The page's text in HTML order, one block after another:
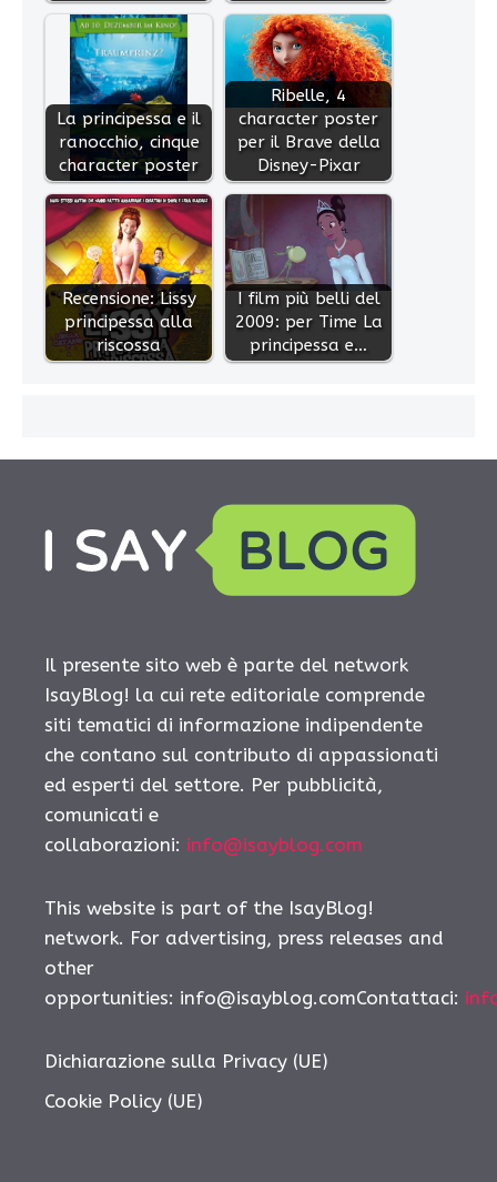
La principessa e il
ranocchio, cinque
character poster
Ribelle, 4
character poster
per il Brave della
Disney-Pixar
Recensione: Lissy
principessa alla
riscossa
I film più belli del
2009: per Time La
principessa e…
Il presente sito web è parte del network
IsayBlog! la cui rete editoriale comprende
siti tematici di informazione indipendente
che contano sul contributo di appassionati
ed esperti del settore. Per pubblicità,
comunicati e
collaborazioni: info@isayblog.com
This website is part of the IsayBlog!
network. For advertising, press releases and
other
opportunities: info@isayblog.comContattaci:
Dichiarazione sulla Privacy (UE)
Cookie Policy (UE)